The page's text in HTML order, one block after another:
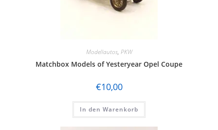
Modellautos, PKW
Matchbox Models of Yesteryear Opel Coupe
€10,00
In den Warenkorb